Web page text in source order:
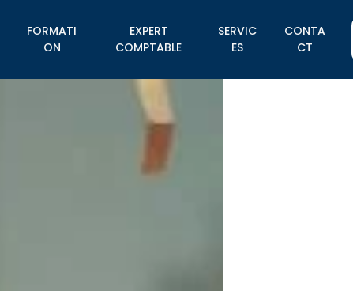
FORMATI
ON
EXPERT
COMPTABLE
SERVIC
ES
CONTA
CT